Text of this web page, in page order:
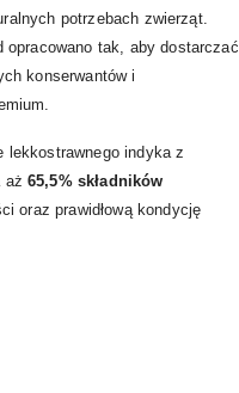
potrzebach zwierząt.
opracowano tak, aby dostarczać
konserwantów i
lekkostrawnego indyka z
aż 65,5% składników
oraz prawidłową kondycję